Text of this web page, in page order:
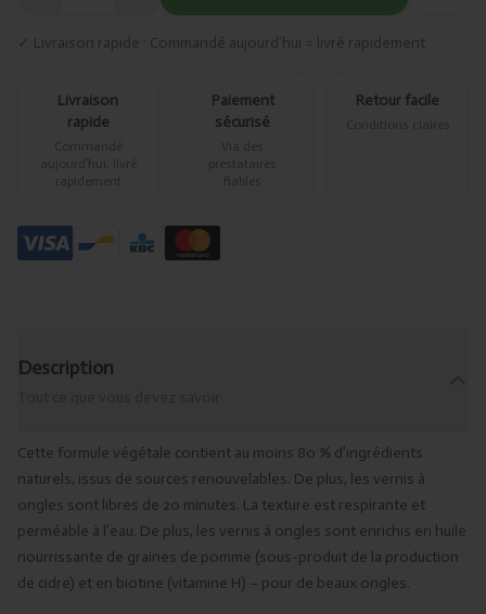
✓ Livraison rapide · Commandé aujourd’hui = livré rapidement
Livraison
rapide
Commandé
aujourd’hui, livré
rapidement
Paiement
sécurisé
Via des
prestataires
fiables
Retour facile
Conditions claires
Description
Cette formule végétale contient au moins 80 % d’ingrédients
naturels, issus de sources renouvelables. De plus, les vernis à
ongles sont libres de 20 minutes. La texture est respirante et
perméable à l’eau. De plus, les vernis à ongles sont enrichis en huile
nourrissante de graines de pomme (sous-produit de la production
de cidre) et en biotine (vitamine H) – pour de beaux ongles.